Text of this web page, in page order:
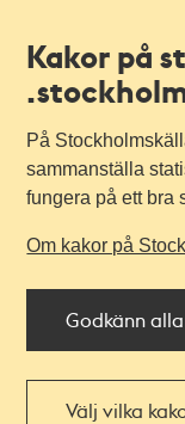
Kakor på
På
sammanställa
fungera på ett bra
Om kakor på
Godkänn
Välj vilka